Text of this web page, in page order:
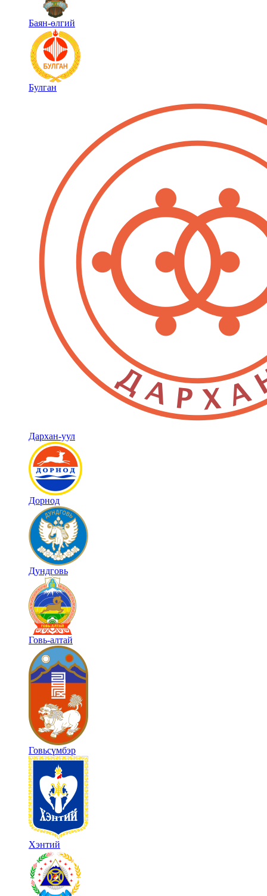
Баян-өлгий
Булган
Дархан-уул
Дорнод
Дундговь
Говь-алтай
Говьсүмбэр
Хэнтий